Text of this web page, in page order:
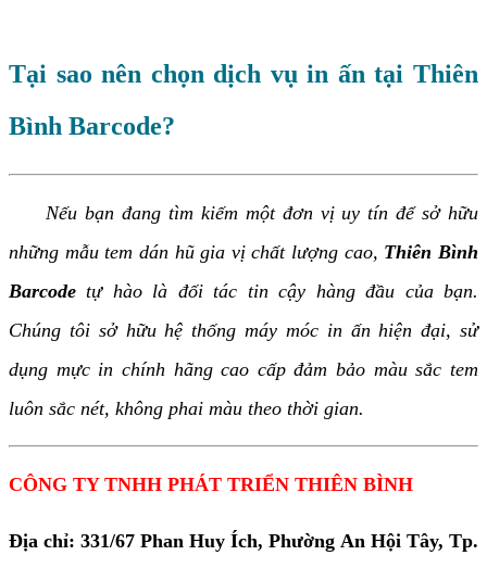
Tại sao nên chọn dịch vụ in ấn tại Thiên
Bình Barcode?
Nếu bạn đang tìm kiếm một đơn vị uy tín để sở hữu
những mẫu tem dán hũ gia vị chất lượng cao, Thiên Bình
Barcode tự hào là đối tác tin cậy hàng đầu của bạn.
Chúng tôi sở hữu hệ thống máy móc in ấn hiện đại, sử
dụng mực in chính hãng cao cấp đảm bảo màu sắc tem
luôn sắc nét, không phai màu theo thời gian.
CÔNG TY TNHH PHÁT TRIỂN THIÊN BÌNH
Địa chỉ: 331/67 Phan Huy Ích, Phường An Hội Tây, Tp.